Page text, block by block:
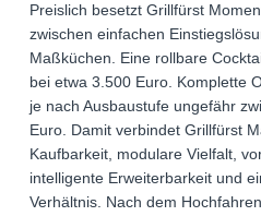
Preislich besetzt Grillfürst
zwischen einfachen
Maßküchen. Eine rollbare
bei etwa 3.500 Euro. Komplette
je nach Ausbaustufe ungefähr
Euro. Damit verbindet Grillfürst
Kaufbarkeit, modulare Vielfalt,
intelligente Erweiterbarkeit und
Verhältnis. Nach dem